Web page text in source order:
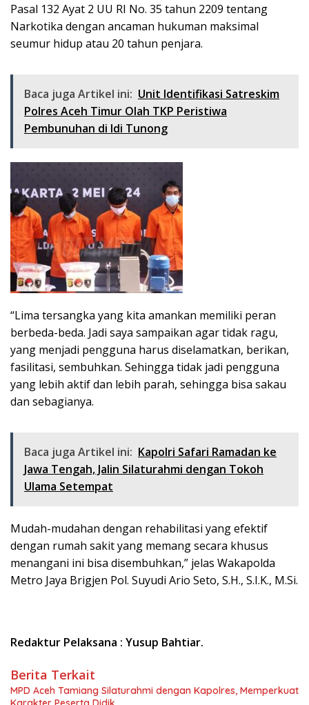
Pasal 132 Ayat 2 UU RI No. 35 tahun 2209 tentang
Narkotika dengan ancaman hukuman maksimal
seumur hidup atau 20 tahun penjara.
Baca juga Artikel ini: Unit Identifikasi Satreskim
Polres Aceh Timur Olah TKP Peristiwa
Pembunuhan di Idi Tunong
“Lima tersangka yang kita amankan memiliki peran
berbeda-beda. Jadi saya sampaikan agar tidak ragu,
yang menjadi pengguna harus diselamatkan, berikan,
fasilitasi, sembuhkan. Sehingga tidak jadi pengguna
yang lebih aktif dan lebih parah, sehingga bisa sakau
dan sebagianya.
Baca juga Artikel ini: Kapolri Safari Ramadan ke
Jawa Tengah, Jalin Silaturahmi dengan Tokoh
Ulama Setempat
Mudah-mudahan dengan rehabilitasi yang efektif
dengan rumah sakit yang memang secara khusus
menangani ini bisa disembuhkan,” jelas Wakapolda
Metro Jaya Brigjen Pol. Suyudi Ario Seto, S.H., S.I.K., M.Si.
Redaktur Pelaksana : Yusup Bahtiar.
Berita Terkait
MPD Aceh Tamiang Silaturahmi dengan Kapolres, Memperkuat